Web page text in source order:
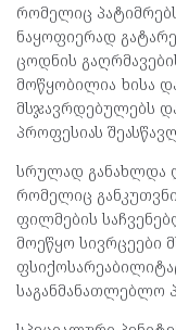
რომელიც
ნაყოფიერად
ცოდნის
მოწყობილია ხისა
მსჯავრდებულებს
პროფესიას
სრულად განახლდა
რომელიც
ფილმების
მოეწყო სივრცეები
საგანმანათლებლო